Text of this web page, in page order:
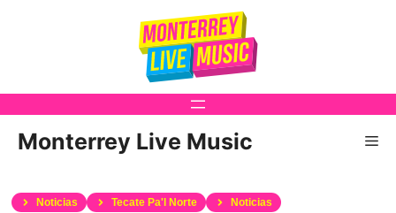
Monterrey Live Music
Noticias Tecate Pa'l Norte
Noticias